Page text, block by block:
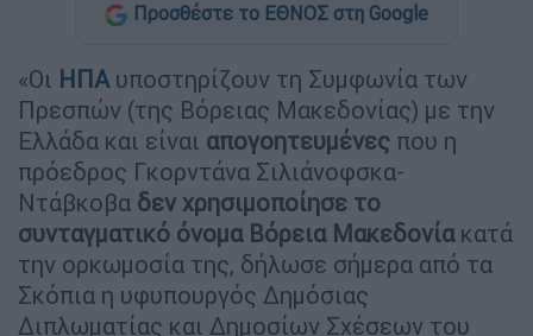
Προσθέστε το ΕΘΝΟΣ στη Google
«Οι ΗΠΑ υποστηρίζουν τη Συμφωνία των
Πρεσπών (της Βόρειας Μακεδονίας) με την
Ελλάδα και είναι απογοητευμένες που η
πρόεδρος Γκορντάνα Σιλιάνοφσκα-
Ντάβκοβα δεν χρησιμοποίησε το
συνταγματικό όνομα Βόρεια Μακεδονίακατά
την ορκωμοσία της, δήλωσε σήμερα από τα
Σκόπια η υφυπουργός Δημόσιας
Διπλωματίας και Δημοσίων Σχέσεων του